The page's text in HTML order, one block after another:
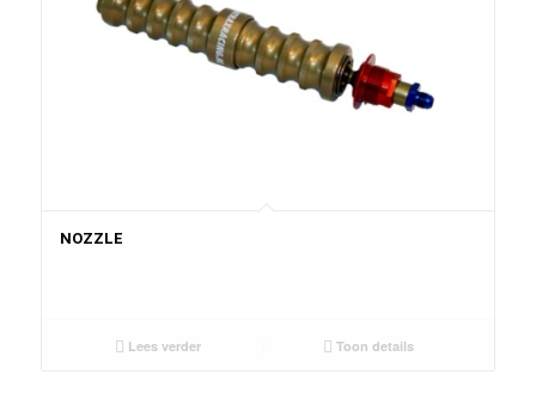
NOZZLE
Lees verder Toon details